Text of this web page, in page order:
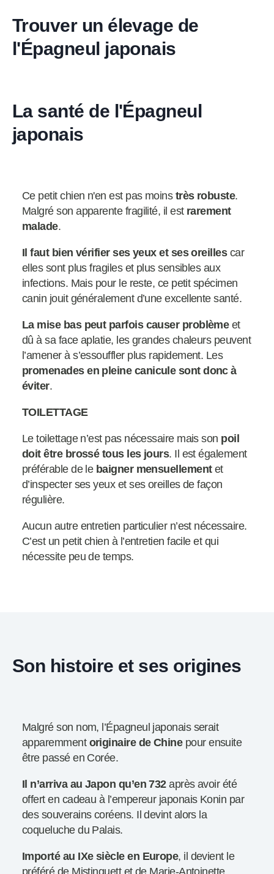
Trouver un élevage de
l'Épagneul japonais
La santé de l'Épagneul
japonais
Ce petit chien n'en est pas moinstrès robuste.
Malgré son apparente fragilité, il est rarement
malade.
Il faut bien vérifier ses yeux et ses oreillescar
elles sont plus fragiles et plus sensibles aux
infections. Mais pour le reste, ce petit spécimen
canin jouit généralement d’une excellente santé.
La mise bas peut parfois causer problèmeet
dû à sa face aplatie, les grandes chaleurs peuvent
l’amener à s’essouffler plus rapidement. Les
promenades en pleine canicule sont donc à
éviter.
TOILETTAGE
Le toilettage n’est pas nécessaire mais son poil
doit être brossé tous les jours. Il est également
préférable de le baigner mensuellementet
d’inspecter ses yeux et ses oreilles de façon
régulière.
Aucun autre entretien particulier n’est nécessaire.
C’est un petit chien à l’entretien facile et qui
nécessite peu de temps.
Son histoire et ses origines
Malgré son nom, l’Épagneul japonais serait
apparemment originaire de Chinepour ensuite
être passé en Corée.
Il n’arriva au Japon qu’en 732après avoir été
offert en cadeau à l’empereur japonais Konin par
des souverains coréens. Il devint alors la
coqueluche du Palais.
Importé au IXe siècle en Europe, il devient le